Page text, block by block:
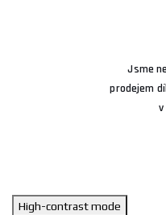
Jsme
prodejem
v
High-contrast mode